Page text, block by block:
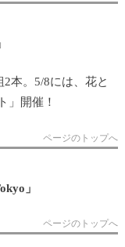
2本。5/8には、花と
」開催！
ページのトップへ
」
ページのトップへ